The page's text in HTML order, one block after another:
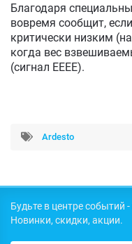
Благодаря
вовремя сообщит,
критически низким
когда вес
(сигнал ЕЕЕЕ).
Ardesto
Будьте в центре событий
Новинки, скидки, акции.